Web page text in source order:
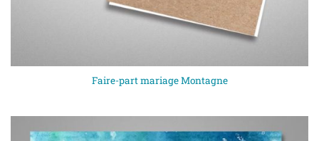
Faire-part mariage Montagne